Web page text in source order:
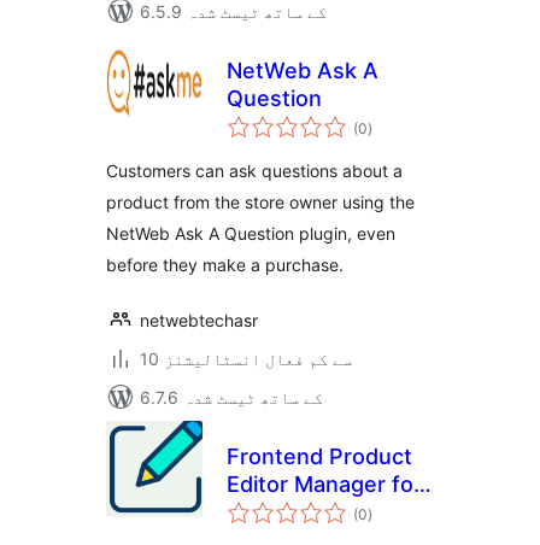
6.5.9 کے ساتھ ٹیسٹ شدہ
NetWeb Ask A
Question
(0مجموعی
درجہ
)
Customers can ask questions about a
product from the store owner using the
NetWeb Ask A Question plugin, even
before they make a purchase.
netwebtechasr
10 سے کم فعال انسٹالیشنز
6.7.6 کے ساتھ ٹیسٹ شدہ
Frontend Product
Editor Manager for
WooCommerce
(0مجموعی
درجہ
)